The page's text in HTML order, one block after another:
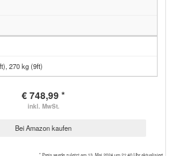
270 kg (9ft)
€ 748,99 *
inkl. MwSt.
Bei Amazon kaufen
* Preis wurde zuletzt am 13. Mai 2024 um 21:40 Uhr aktualisiert